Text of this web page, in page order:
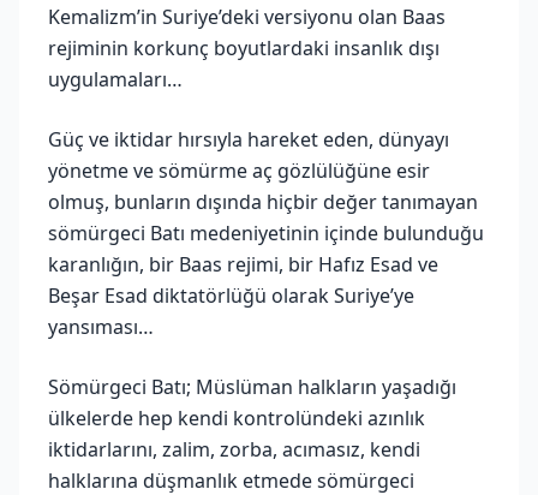
Kemalizm’in Suriye’deki versiyonu olan Baas
rejiminin korkunç boyutlardaki insanlık dışı
uygulamaları…
Güç ve iktidar hırsıyla hareket eden, dünyayı
yönetme ve sömürme aç gözlülüğüne esir
olmuş, bunların dışında hiçbir değer tanımayan
sömürgeci Batı medeniyetinin içinde bulunduğu
karanlığın, bir Baas rejimi, bir Hafız Esad ve
Beşar Esad diktatörlüğü olarak Suriye’ye
yansıması…
Sömürgeci Batı; Müslüman halkların yaşadığı
ülkelerde hep kendi kontrolündeki azınlık
iktidarlarını, zalim, zorba, acımasız, kendi
halklarına düşmanlık etmede sömürgeci